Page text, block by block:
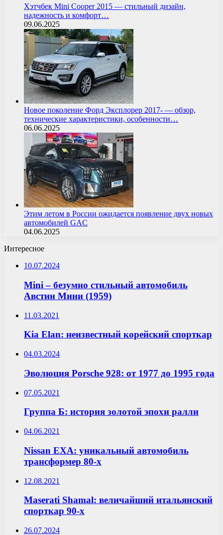
Хэтчбек Mini Cooper 2015 — стильный дизайн,
надежность и комфорт…
09.06.2025
Новое поколение Форд Эксплорер 2017- — обзор,
технические характеристики, особенности…
06.06.2025
Этим летом в России ожидается появление двух новых
автомобилей GAC
04.06.2025
Интересное
10.07.2024
Mini – безумно стильный автомобиль
Австин Мини (1959)
11.03.2021
Kia Elan: неизвестный корейский спорткар
04.03.2024
Эволюция Porsche 928: от 1977 до 1995 года
07.05.2021
Группа Б: история золотой эпохи ралли
04.06.2021
Nissan EXA: уникальный автомобиль
трансформер 80-х
12.08.2021
Maserati Shamal: величайший итальянский
спорткар 90-х
26.07.2024